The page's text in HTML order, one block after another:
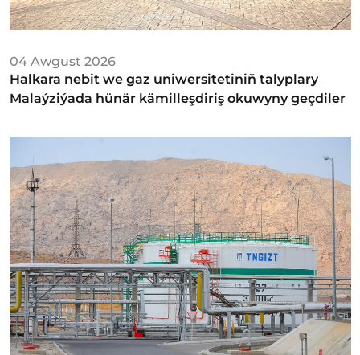
04 Awgust 2026
Halkara nebit we gaz uniwersitetiniň talyplary
Malaýziýada hünär kämilleşdiriş okuwyny geçdiler